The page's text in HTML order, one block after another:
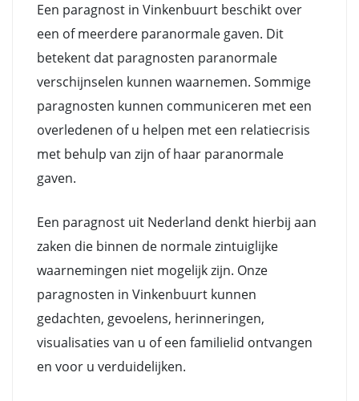
Een paragnost in Vinkenbuurt beschikt over
een of meerdere paranormale gaven. Dit
betekent dat paragnosten paranormale
verschijnselen kunnen waarnemen. Sommige
paragnosten kunnen communiceren met een
overledenen of u helpen met een relatiecrisis
met behulp van zijn of haar paranormale
gaven.
Een paragnost uit Nederland denkt hierbij aan
zaken die binnen de normale zintuiglijke
waarnemingen niet mogelijk zijn. Onze
paragnosten in Vinkenbuurt kunnen
gedachten, gevoelens, herinneringen,
visualisaties van u of een familielid ontvangen
en voor u verduidelijken.